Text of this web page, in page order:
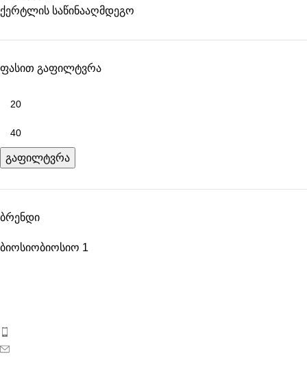
ქერტლის საწინააღმდეგო
ფასით გაფილტვრა
გაფილტვრა
ბრენდი
ბიოსიობიოსიო 1